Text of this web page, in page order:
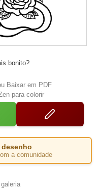
bonito?
Baixar em PDF
para colorir
a comunidade